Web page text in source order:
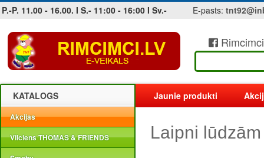
P.-P. 11.00 - 16.00. I S.- 11:00 - 16:00 I Sv.- E-pasts:
Jobs at sea and maritime vacancies
KATALOGS
Akcijas
Vilciens THOMAS & FRIENDS
Jaunie produkti
Laipni